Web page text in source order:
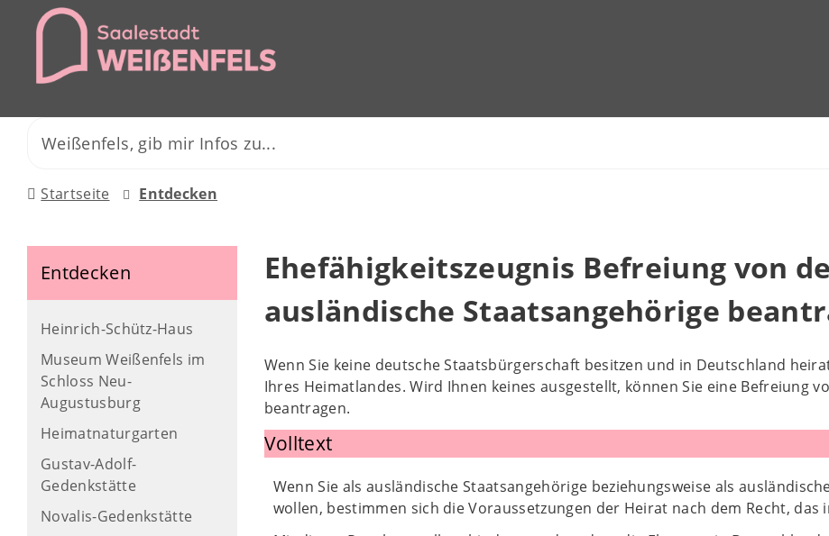
Startseite Entdecken
Entdecken
Heinrich-Schütz-Haus
Museum Weißenfels im
Schloss Neu-
Augustusburg
Heimatnaturgarten
Gustav-Adolf-
Gedenkstätte
Novalis-Gedenkstätte
Ehefähigkeitszeugnis Befreiung von
ausländische Staatsangehörige
Wenn Sie keine deutsche Staatsbürgerschaft besitzen und in Deutschland
Ihres Heimatlandes. Wird Ihnen keines ausgestellt, können Sie eine Befreiung
beantragen.
Volltext
Wenn Sie als ausländische Staatsangehörige beziehungsweise als
wollen, bestimmen sich die Voraussetzungen der Heirat nach dem Recht, das